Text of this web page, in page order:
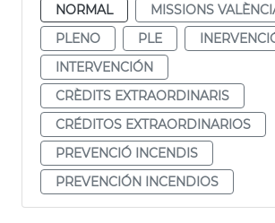
NORMAL
MISSIONS
PLENO
PLE
INTERVENCIÓN
CRÈDITS EXTRAORDINARIS
CRÉDITOS EXTRAORDINARIOS
PREVENCIÓ INCENDIS
PREVENCIÓN INCENDIOS